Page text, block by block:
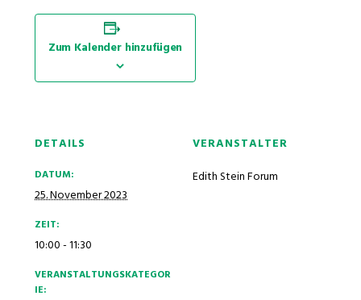
Zum Kalender hinzufügen
DETAILS
DATUM:
25. November 2023
ZEIT:
10:00 - 11:30
VERANSTALTUNGSKATEGOR
IE:
VERANSTALTER
Edith Stein Forum